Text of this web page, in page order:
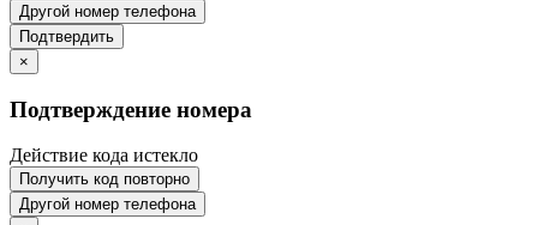
Другой номер телефона
Подтвердить
×
Подтверждение номера
Действие кода истекло
Получить код повторно
Другой номер телефона